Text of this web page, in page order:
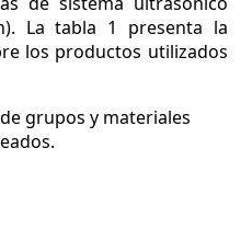
La tabla 1 presenta la
los productos utilizados
grupos y materiales